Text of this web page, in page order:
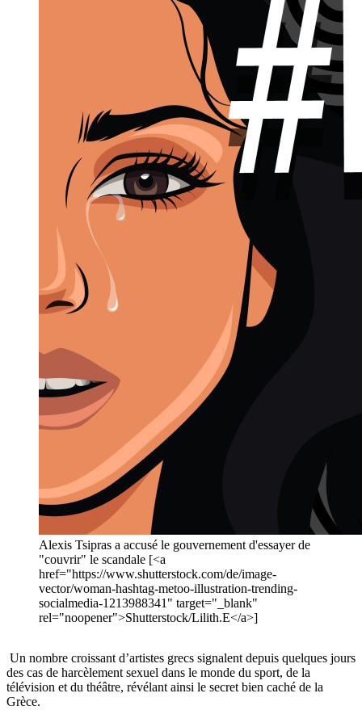
Alexis Tsipras a accusé le gouvernement d'essayer de
"couvrir" le scandale [<a
href="https://www.shutterstock.com/de/image-
vector/woman-hashtag-metoo-illustration-trending-
socialmedia-1213988341" target="_blank"
rel="noopener">Shutterstock/Lilith.E</a>]
Un nombre croissant d’artistes grecs signalent depuis quelques jours
des cas de harcèlement sexuel dans le monde du sport, de la
télévision et du théâtre, révélant ainsi le secret bien caché de la
Grèce.